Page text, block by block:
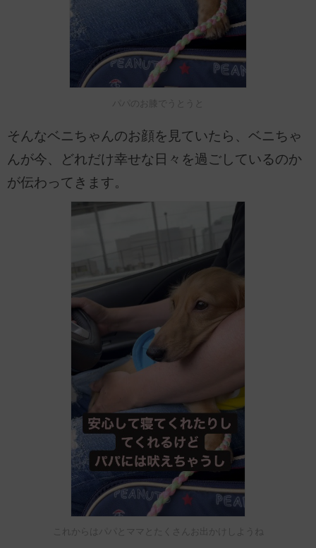
パパのお膝でうとうと
そんなベニちゃんのお顔を見ていたら、ベニちゃ
んが今、どれだけ幸せな日々を過ごしているのか
が伝わってきます。
これからはパパとママとたくさんお出かけしようね